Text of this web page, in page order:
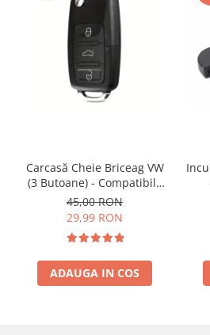
Carcasă Cheie Briceag VW
(3 Butoane) - Compatibilă
Golf 5, Jetta, Touran etc
45,00 RON
29,99 RON
ADAUGA IN COS